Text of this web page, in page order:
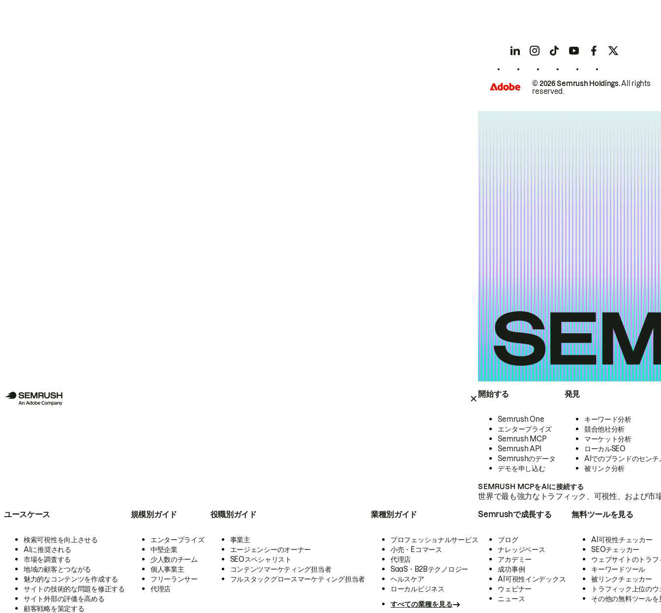
開始する
Semrush One
エンタープライズ
Semrush MCP
Semrush API
Semrushのデータ
デモを申し込む
発見
キーワード分析
競合他社分析
マーケット分析
ローカルSEO
AIでのブランドのセンチ
被リンク分析
SEMRUSH MCPをAIに接続する
世界で最も強力なトラフィック、可視性、および
ユースケース
検索可視性を向上させる
AIに推奨される
市場を調査する
地域の顧客とつながる
魅力的なコンテンツを作成する
サイトの技術的な問題を修正する
サイト外部の評価を高める
顧客戦略を策定する
規模別ガイド
エンタープライズ
中堅企業
少人数のチーム
個人事業主
フリーランサー
代理店
役職別ガイド
事業主
エージェンシーのオーナー
SEOスペシャリスト
コンテンツマーケティング担当者
フルスタックグロースマーケティング担当者
業種別ガイド
プロフェッショナルサービス
小売・Eコマース
代理店
SaaS・B2Bテクノロジー
ヘルスケア
ローカルビジネス
すべての業種を見る
Semrushで成長する
ブログ
ナレッジベース
アカデミー
成功事例
AI可視性インデックス
ウェビナー
ニュース
無料ツールを見る
AI可視性チェッカー
SEOチェッカー
ウェブサイトのトラ
キーワードツール
被リンクチェッカー
トラフィック上位の
その他の無料ツールを
© 2026 Semrush Holdings.All rights
reserved.